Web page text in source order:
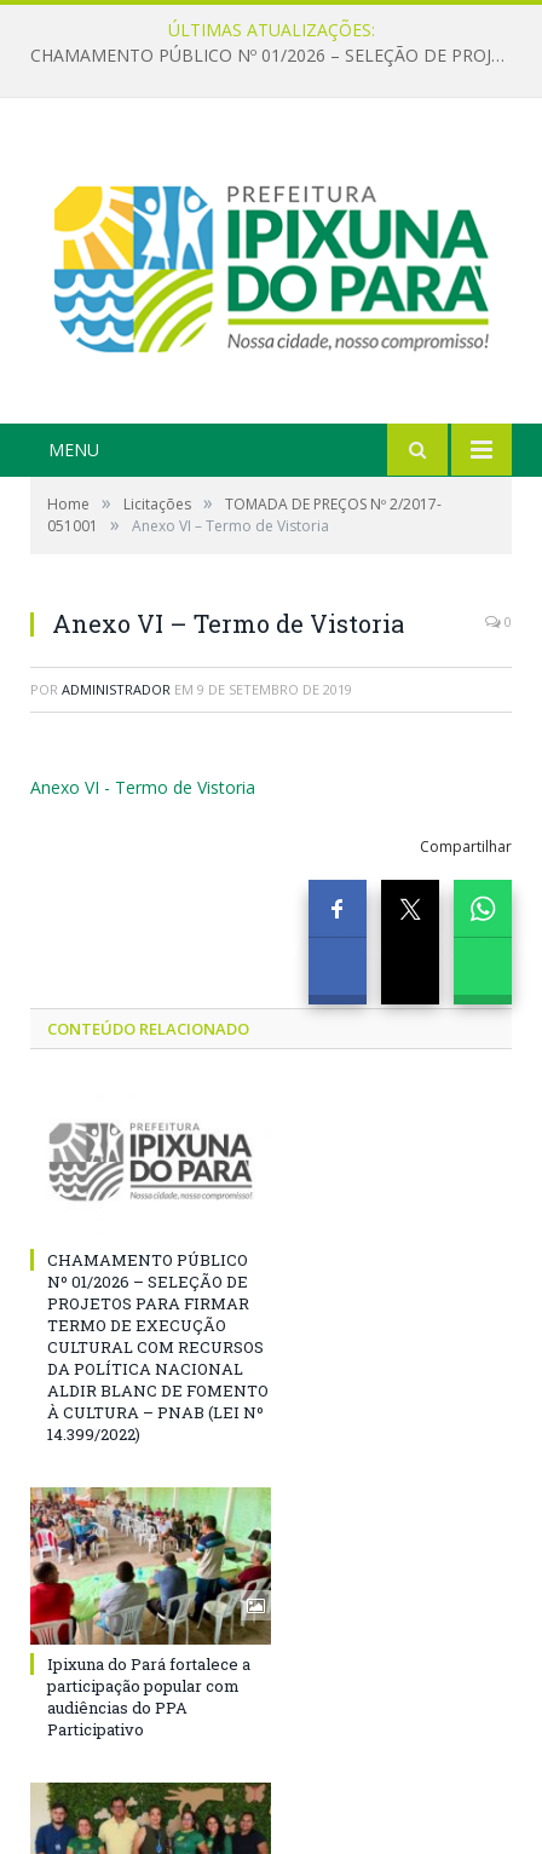
ÚLTIMAS ATUALIZAÇÕES:
CHAMAMENTO PÚBLICO Nº 01/2026 – SELEÇÃO DE PROJETOS PARA FIRMAR TERMO DE EXECUÇÃO CULTURAL COM RECURSOS DA POLÍTICA NACIONAL ALDIR BLANC DE FOMENTO À CULTURA – PNAB (LEI Nº 14.399/2022)
MENU
Home » Licitações »
TOMADA DE PREÇOS Nº 2/2017-
051001
» Anexo VI – Termo de Vistoria
Anexo VI – Termo de Vistoria 0
POR ADMINISTRADOR EM 9 DE SETEMBRO DE 2019
Anexo VI - Termo de Vistoria
Compartilhar
CONTEÚDO RELACIONADO
CHAMAMENTO PÚBLICO
Nº 01/2026 – SELEÇÃO DE
PROJETOS PARA FIRMAR
TERMO DE EXECUÇÃO
CULTURAL COM RECURSOS
DA POLÍTICA NACIONAL
ALDIR BLANC DE FOMENTO
À CULTURA – PNAB (LEI Nº
14.399/2022)
Ipixuna do Pará fortalece a
participação popular com
audiências do PPA
Participativo